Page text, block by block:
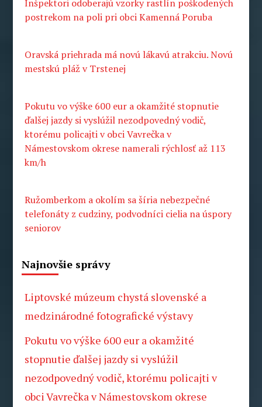
Inšpektori odoberajú vzorky rastlín poškodených
postrekom na poli pri obci Kamenná Poruba
Oravská priehrada má novú lákavú atrakciu. Novú
mestskú pláž v Trstenej
Pokutu vo výške 600 eur a okamžité stopnutie
ďalšej jazdy si vyslúžil nezodpovedný vodič,
ktorému policajti v obci Vavrečka v
Námestovskom okrese namerali rýchlosť až 113
km/h
Ružomberkom a okolím sa šíria nebezpečné
telefonáty z cudziny, podvodníci cielia na úspory
seniorov
Najnovšie správy
Liptovské múzeum chystá slovenské a
medzinárodné fotografické výstavy
Pokutu vo výške 600 eur a okamžité
stopnutie ďalšej jazdy si vyslúžil
nezodpovedný vodič, ktorému policajti v
obci Vavrečka v Námestovskom okrese